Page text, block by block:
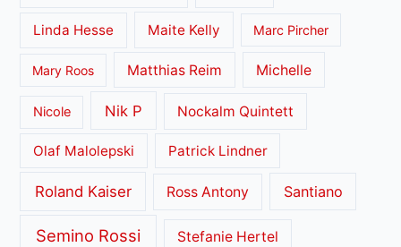
Linda Hesse Maite Kelly Marc Pircher
Mary Roos Matthias Reim Michelle
Nicole Nik P Nockalm Quintett
Olaf Malolepski Patrick Lindner
Roland Kaiser Ross Antony Santiano
Semino Rossi Stefanie Hertel